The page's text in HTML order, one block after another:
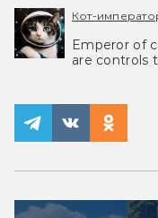
Кот-
Emperor of
are controls